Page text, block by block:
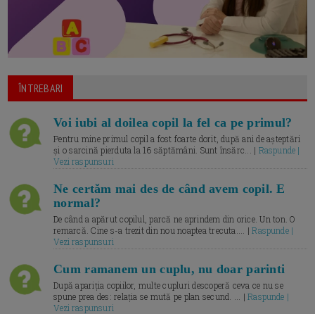
ÎNTREBARI
Voi iubi al doilea copil la fel ca pe primul?
Pentru mine primul copil a fost foarte dorit, după ani de așteptări
și o sarcină pierduta la 16 săptămâni. Sunt însărc... | Raspunde |
Vezi raspunsuri
Ne certăm mai des de când avem copil. E
normal?
De când a apărut copilul, parcă ne aprindem din orice. Un ton. O
remarcă. Cine s-a trezit din nou noaptea trecuta.... |Raspunde |
Vezi raspunsuri
Cum ramanem un cuplu, nu doar parinti
După apariția copiilor, multe cupluri descoperă ceva ce nu se
spune prea des: relația se mută pe plan secund. ... |Raspunde |
Vezi raspunsuri